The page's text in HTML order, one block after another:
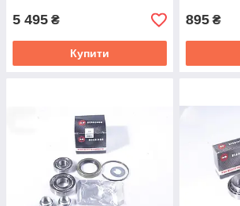
5 495 ₴
Купити
895 ₴